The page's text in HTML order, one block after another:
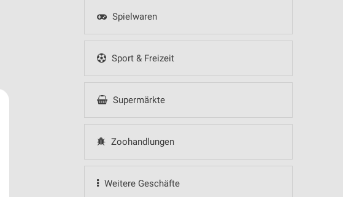
Spielwaren
Sport & Freizeit
Supermärkte
Zoohandlungen
Weitere Geschäfte